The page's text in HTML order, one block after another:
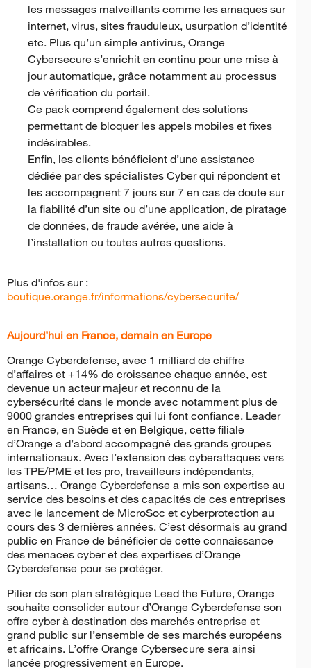
les messages malveillants comme les arnaques sur
internet, virus, sites frauduleux, usurpation d’identité
etc. Plus qu’un simple antivirus, Orange
Cybersecure s’enrichit en continu pour une mise à
jour automatique, grâce notamment au processus
de vérification du portail.
Ce pack comprend également des solutions
permettant de bloquer les appels mobiles et fixes
indésirables.
Enfin, les clients bénéficient d’une assistance
dédiée par des spécialistes Cyber qui répondent et
les accompagnent 7 jours sur 7 en cas de doute sur
la fiabilité d’un site ou d’une application, de piratage
de données, de fraude avérée, une aide à
l’installation ou toutes autres questions.
Plus d'infos sur :
boutique.orange.fr/informations/cybersecurite/
Aujourd’hui en France, demain en Europe
Orange Cyberdefense, avec 1 milliard de chiffre
d’affaires et +14% de croissance chaque année, est
devenue un acteur majeur et reconnu de la
cybersécurité dans le monde avec notamment plus de
9000 grandes entreprises qui lui font confiance. Leader
en France, en Suède et en Belgique, cette filiale
d’Orange a d’abord accompagné des grands groupes
internationaux. Avec l’extension des cyberattaques vers
les TPE/PME et les pro, travailleurs indépendants,
artisans… Orange Cyberdefense a mis son expertise au
service des besoins et des capacités de ces entreprises
avec le lancement de MicroSoc et cyberprotection au
cours des 3 dernières années. C’est désormais au grand
public en France de bénéficier de cette connaissance
des menaces cyber et des expertises d’Orange
Cyberdefense pour se protéger.
Pilier de son plan stratégique Lead the Future, Orange
souhaite consolider autour d’Orange Cyberdefense son
offre cyber à destination des marchés entreprise et
grand public sur l’ensemble de ses marchés européens
et africains. L’offre Orange Cybersecure sera ainsi
lancée progressivement en Europe.